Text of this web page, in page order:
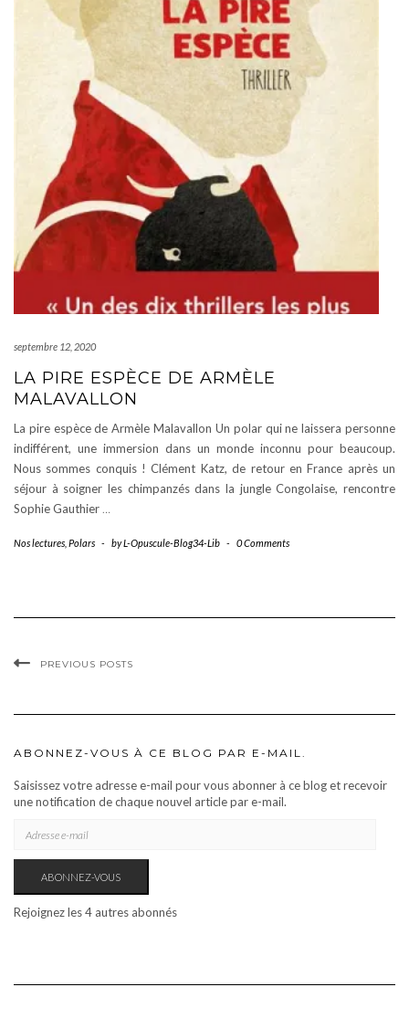
septembre 12, 2020
LA PIRE ESPÈCE DE ARMÈLE
MALAVALLON
La pire espèce de Armèle Malavallon Un polar qui ne laissera personne
indifférent, une immersion dans un monde inconnu pour beaucoup.
Nous sommes conquis ! Clément Katz, de retour en France après un
séjour à soigner les chimpanzés dans la jungle Congolaise, rencontre
Sophie Gauthier…
Nos lectures Polars - byL-Opuscule-Blog34-Lib - 0 Comments
PREVIOUS POSTS
ABONNEZ-VOUS À CE BLOG PAR E-MAIL.
Saisissez votre adresse e-mail pour vous abonner à ce blog et recevoir
une notification de chaque nouvel article par e-mail.
ABONNEZ-VOUS
Rejoignez les 4 autres abonnés